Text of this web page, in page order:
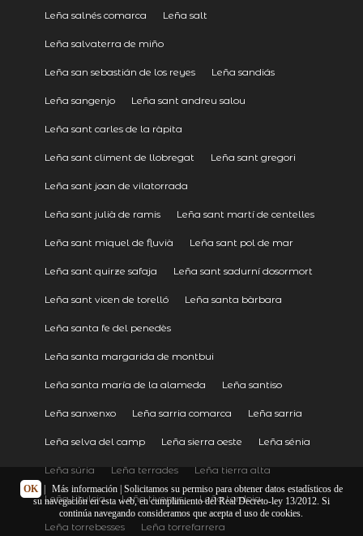
Leña salnés comarca Leña salt
Leña salvaterra de miño
Leña san sebastián de los reyes Leña sandiás
Leña sangenjo Leña sant andreu salou
Leña sant carles de la ràpita
Leña sant climent de llobregat Leña sant gregori
Leña sant joan de vilatorrada
Leña sant julià de ramis Leña sant martí de centelles
Leña sant miquel de fluvià Leña sant pol de mar
Leña sant quirze safaja Leña sant sadurní dosormort
Leña sant vicen de torelló Leña santa bàrbara
Leña santa fe del penedès
Leña santa margarida de montbui
Leña santa maría de la alameda Leña santiso
Leña sanxenxo Leña sarria comarca Leña sarria
Leña selva del camp Leña sierra oeste Leña sénia
Leña súria Leña terrades Leña tierra alta
Leña titulcia Leña tivenys Leña tordoia
Leña torrebesses Leña torrefarrera
OK Más información| Solicitamos su permiso para obtener datos estadísticos de
su navegación en esta web, en cumplimiento del Real Decreto-ley 13/2012. Si
continúa navegando consideramos que acepta el uso de cookies.